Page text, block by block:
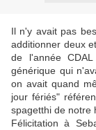
Il n'y avait pas
additionner deux
de l'année
générique qui
on avait quand
jour fériés"
spagetthi de notre
Félicitation à